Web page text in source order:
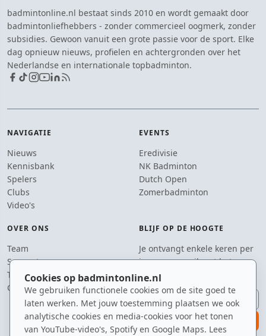
Cookies op badmintonline.nl
We gebruiken functionele cookies om de site goed te
laten werken. Met jouw toestemming plaatsen we ook
analytische cookies en media-cookies voor het tonen
van YouTube-video's, Spotify en Google Maps. Lees
badmintonline.nl bestaat sinds 2010 en wordt gemaakt door
badmintonliefhebbers - zonder commercieel oogmerk, zonder
subsidies. Gewoon vanuit een grote passie voor de sport. Elke
dag opnieuw nieuws, profielen en achtergronden over het
Nederlandse en internationale topbadminton.
NAVIGATIE
Nieuws
Kennisbank
Spelers
Clubs
Video's
EVENTS
Eredivisie
NK Badminton
Dutch Open
Zomerbadminton
OVER ONS
Team
Supporters
Tip de redactie
Contact
BLIJF OP DE HOOGTE
Je ontvangt enkele keren per
jaar een e-mail met het
laatste badmintonnieuws.
E-mailadres
aanmelden